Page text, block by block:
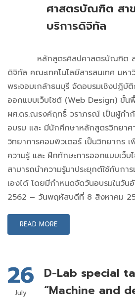
ศาสตรบัณฑิต สา
บริการดิจิทัล
หลักสูตรศิลปศาสตรบัณฑิต สา
ดิจิทัล คณะเทคโนโลยีสารสนเทศ มหา
พระจอมเกล้าธนบุรี จัดอบรมเชิงปฏิบั
ออกแบบเว็บไซต์ (Web Design) ขั้น
ผศ.ดร.ณรงค์ฤทธิ์ วราภรณ์ เป็นผู้กำกั
อบรม และ มีนักศึกษาหลักสูตรวิทยา
วิทยาการคอมพิวเตอร์ เป็นวิทยากร
ความรู้ และ ฝึกทักษะการออกแบบเว็
สามารถนำความรู้มาประยุกต์ใช้กับก
เองได้ โดยมีกำหนดจัดวันอบรมในวัน
2562 – วันพฤหัสบดีที่ 8 สิงหาคม
READ MORE
26
July
D-Lab special
“Machine and